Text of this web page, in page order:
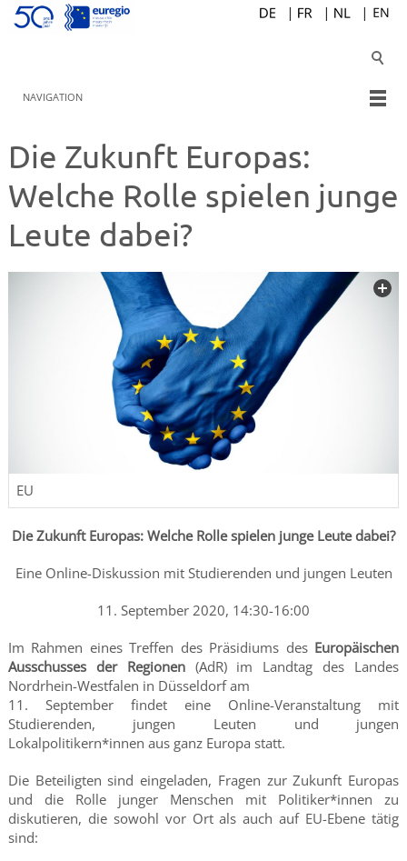
NAVIGATION
Die Zukunft Europas:
Welche Rolle spielen junge
Leute dabei?
EU
Die Zukunft Europas: Welche Rolle spielen junge Leute dabei?
Eine Online-Diskussion mit Studierenden und jungen Leuten
11. September 2020, 14:30-16:00
Im Rahmen eines Treffen des Präsidiums des Europäischen
Ausschusses der Regionen(AdR) im Landtag des Landes
Nordrhein-Westfalen in Düsseldorf am
11. September findet eine Online-Veranstaltung mit
Studierenden, jungen Leuten und jungen
Lokalpolitikern*innen aus ganz Europa statt.
Die Beteiligten sind eingeladen, Fragen zur Zukunft Europas
und die Rolle junger Menschen mit Politiker*innen zu
diskutieren, die sowohl vor Ort als auch auf EU-Ebene tätig
sind: